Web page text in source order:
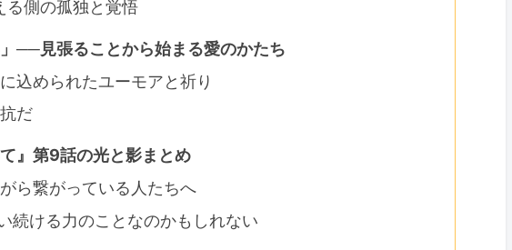
側の孤独と覚悟
──見張ることから始まる愛のかたち
込められたユーモアと祈り
だ
』第9話の光と影まとめ
ら繋がっている人たちへ
続ける力のことなのかもしれない